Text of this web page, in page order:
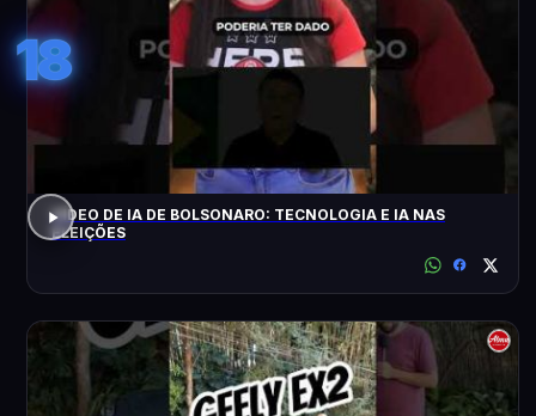
18
VÍDEO DE IA DE BOLSONARO: TECNOLOGIA E IA NAS
ELEIÇÕES